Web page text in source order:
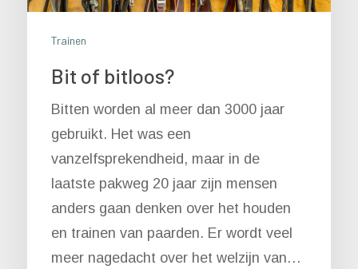
Trainen
Bit of bitloos?
Bitten worden al meer dan 3000 jaar
gebruikt. Het was een
vanzelfsprekendheid, maar in de
laatste pakweg 20 jaar zijn mensen
anders gaan denken over het houden
en trainen van paarden. Er wordt veel
meer nagedacht over het welzijn van…